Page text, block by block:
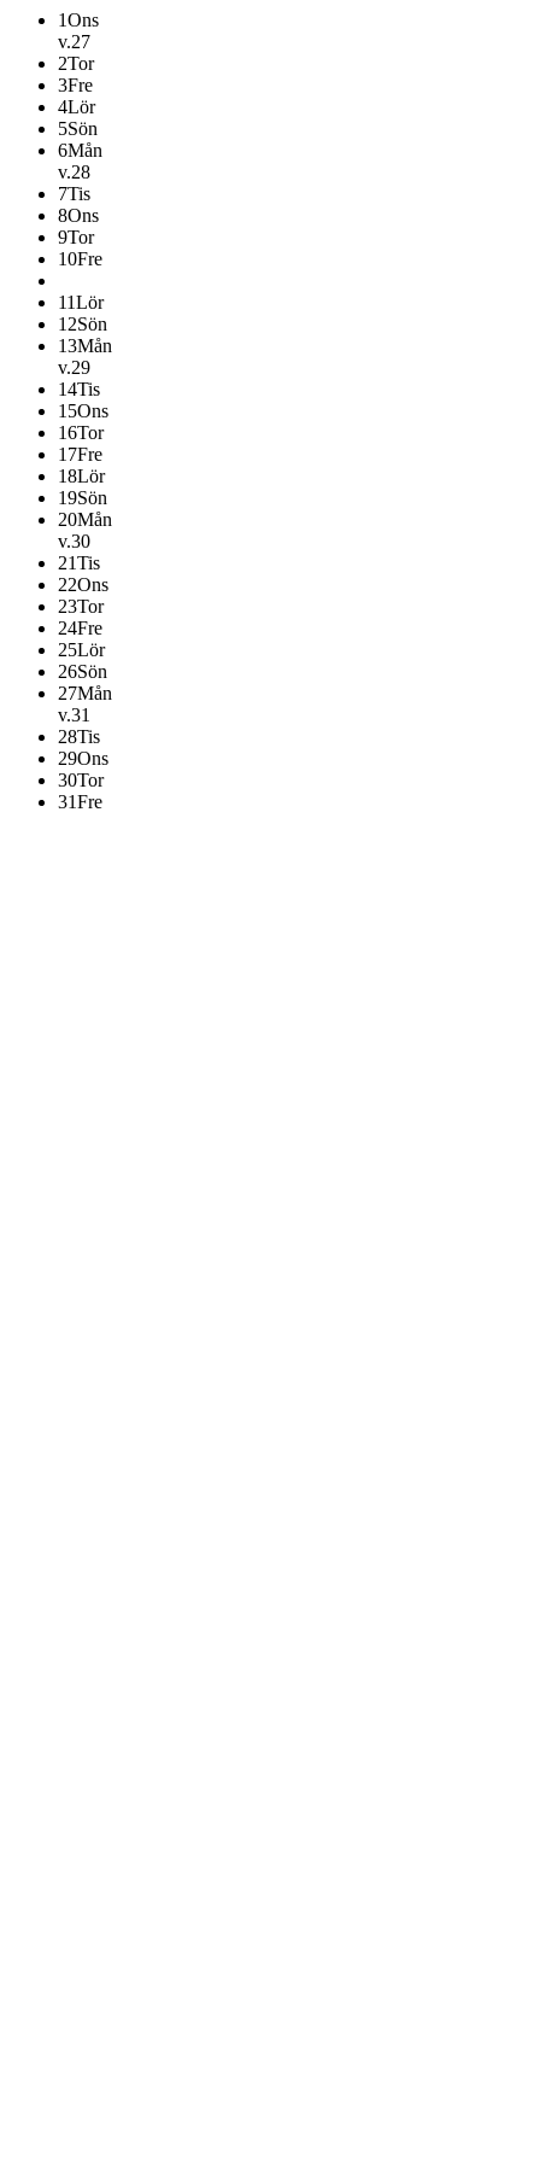
1Ons
v.27
2Tor
3Fre
4Lör
5Sön
6Mån
v.28
7Tis
8Ons
9Tor
10Fre
11Lör
12Sön
13Mån
v.29
14Tis
15Ons
16Tor
17Fre
18Lör
19Sön
20Mån
v.30
21Tis
22Ons
23Tor
24Fre
25Lör
26Sön
27Mån
v.31
28Tis
29Ons
30Tor
31Fre